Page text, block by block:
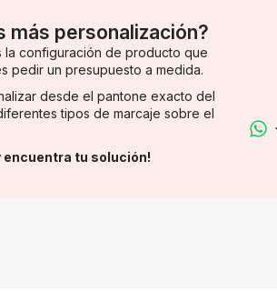
más personalización?
la configuración de producto que
pedir un presupuesto a medida.
desde el pantone exacto del
tipos de marcaje sobre el
encuentra tu solución!